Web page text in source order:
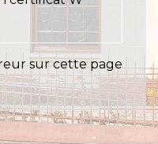
sur cette page